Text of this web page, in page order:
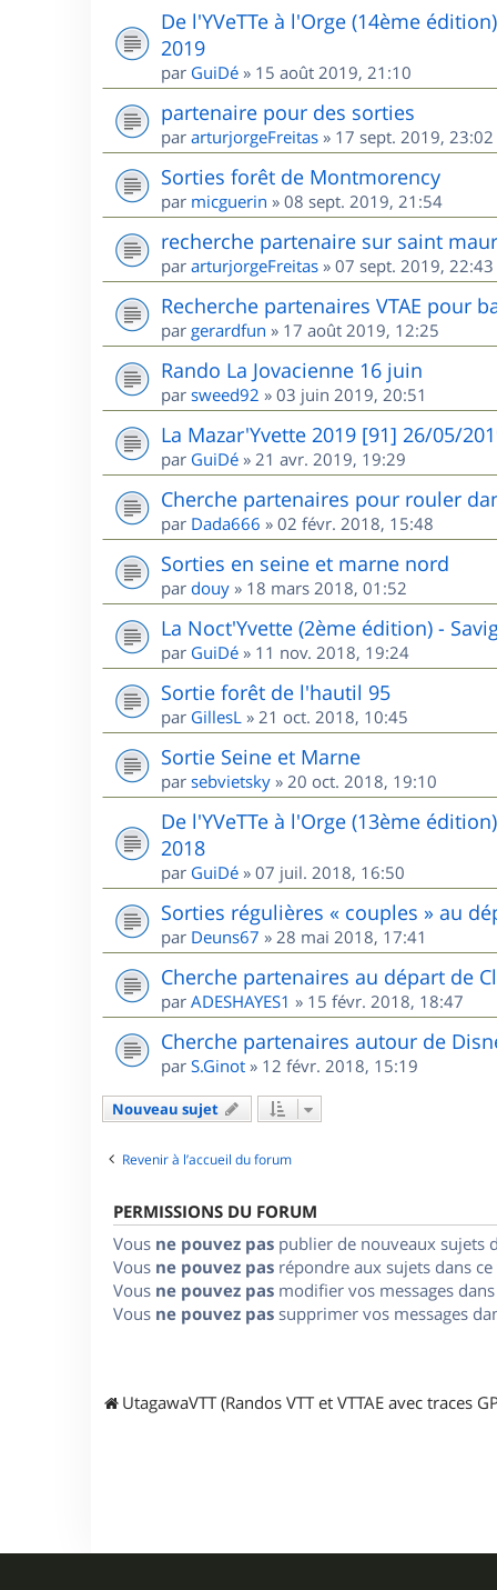
De l'YVeTTe à l'Orge (14ème
2019
par GuiDé » 15 août 2019, 21:10
partenaire pour des sorties
par arturjorgeFreitas » 17 sept. 2019, 23:02
Sorties forêt de Montmorency
par micguerin » 08 sept. 2019, 21:54
recherche partenaire sur saint
par arturjorgeFreitas » 07 sept. 2019, 22:43
Recherche partenaires VTAE pour
par gerardfun » 17 août 2019, 12:25
Rando La Jovacienne 16 juin
par sweed92 » 03 juin 2019, 20:51
La Mazar'Yvette 2019 [91] 26/05/
par GuiDé » 21 avr. 2019, 19:29
Cherche partenaires pour rouler
par Dada666 » 02 févr. 2018, 15:48
Sorties en seine et marne nord
par douy » 18 mars 2018, 01:52
La Noct'Yvette (2ème édition) -
par GuiDé » 11 nov. 2018, 19:24
Sortie forêt de l'hautil 95
par GillesL » 21 oct. 2018, 10:45
Sortie Seine et Marne
par sebvietsky » 20 oct. 2018, 19:10
De l'YVeTTe à l'Orge (13ème
2018
par GuiDé » 07 juil. 2018, 16:50
Sorties régulières « couples » au
par Deuns67 » 28 mai 2018, 17:41
Cherche partenaires au départ de
par ADESHAYES1 » 15 févr. 2018, 18:47
Cherche partenaires autour de
par S.Ginot » 12 févr. 2018, 15:19
Nouveau sujet
Revenir à l’accueil du forum
PERMISSIONS DU FORUM
Vous ne pouvez pas publier de nouveaux sujets
Vous ne pouvez pas répondre aux sujets dans
Vous ne pouvez pas modifier vos messages
Vous ne pouvez pas supprimer vos messages
UtagawaVTT (Randos VTT et VTTAE avec traces